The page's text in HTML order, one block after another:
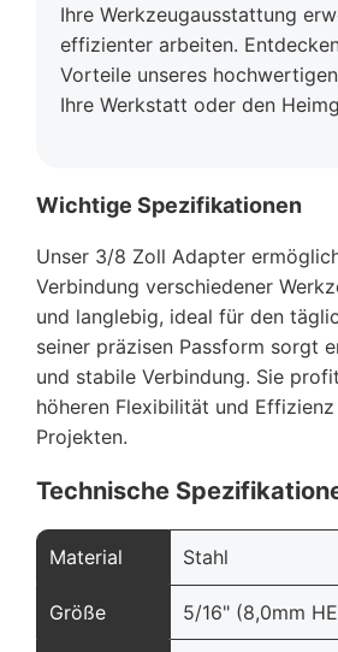
Ihre Werkzeugausstattung
effizienter arbeiten.
Vorteile unseres
Ihre Werkstatt oder den
Wichtige Spezifikationen
Unser 3/8 Zoll Adapter
Verbindung verschiedener
und langlebig, ideal für den
seiner präzisen Passform sorgt
und stabile Verbindung. Sie
höheren Flexibilität und
Projekten.
Technische
Material Stahl
Größe 5/16" (8,0mm